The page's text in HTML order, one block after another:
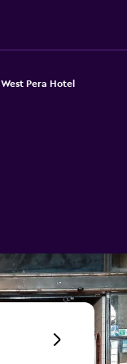
West Pera Hotel